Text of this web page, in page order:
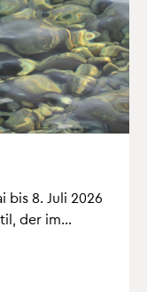
bis 8. Juli 2026
der im...